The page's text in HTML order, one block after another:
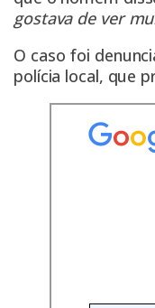
gostava de ver
O caso foi
polícia local, que